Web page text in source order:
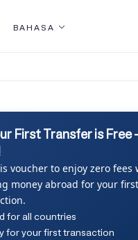
BAHASA
First Transfer is Free
voucher to enjoy zero fees
money abroad for your first
for all countries
for your first transaction